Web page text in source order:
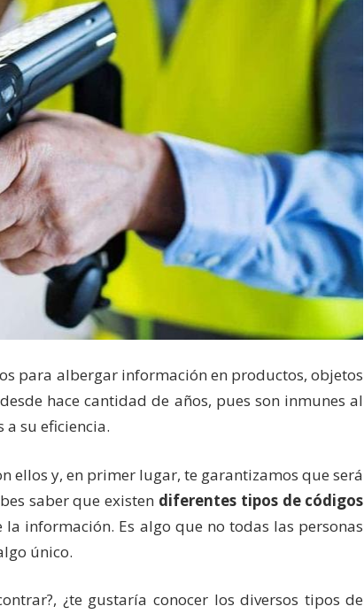
para albergar información en productos, objetos
hace cantidad de años, pues son inmunes al
su eficiencia.
ellos y, en primer lugar, te garantizamos que será
saber que existen diferentes tipos de códigos
información. Es algo que no todas las personas
único.
¿te gustaría conocer los diversos tipos de